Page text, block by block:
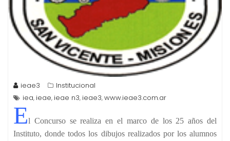
ieae3
Institucional
iea, ieae, ieae n3, ieae3,www.ieae3.com.ar
El Concurso se realiza en el marco de los 25 años del
Instituto, donde todos los dibujos realizados por los alumnos